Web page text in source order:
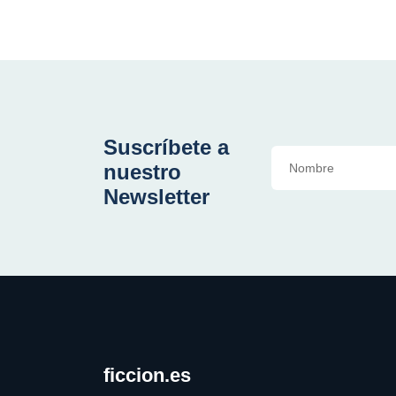
Suscríbete a
nuestro
Newsletter
ficcion.es